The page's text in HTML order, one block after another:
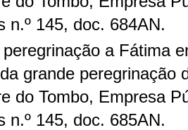
n.º 145, doc. 684AN.
peregrinação a Fátima
grande peregrinação
do Tombo, Empresa
n.º 145, doc. 685AN.